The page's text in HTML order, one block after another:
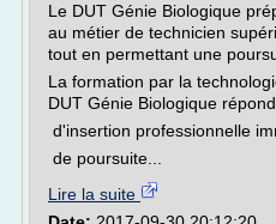
Le DUT Génie Biologique
au métier de technicien
tout en permettant une
La formation par la
DUT Génie Biologique
d'insertion professionnelle
de poursuite...
Lire la suite